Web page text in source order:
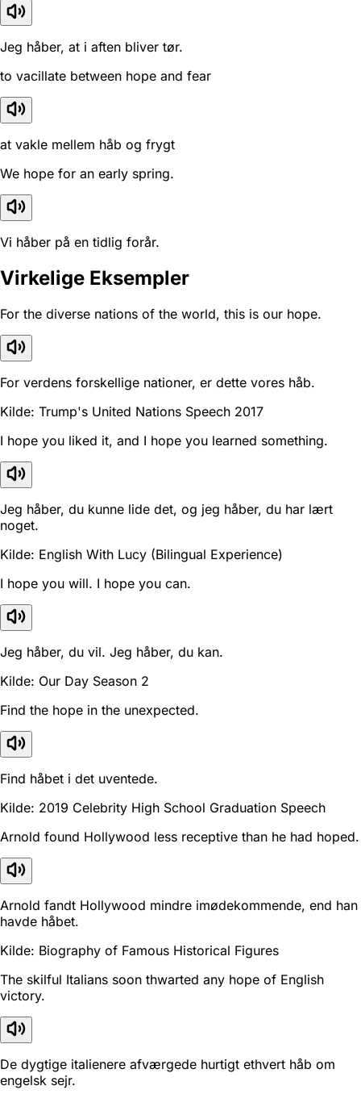
Jeg håber, at i aften bliver tør.
to vacillate between hope and fear
at vakle mellem håb og frygt
We hope for an early spring.
Vi håber på en tidlig forår.
Virkelige Eksempler
For the diverse nations of the world, this is our hope.
For verdens forskellige nationer, er dette vores håb.
Kilde: Trump's United Nations Speech 2017
I hope you liked it, and I hope you learned something.
Jeg håber, du kunne lide det, og jeg håber, du har lært
noget.
Kilde: English With Lucy (Bilingual Experience)
I hope you will. I hope you can.
Jeg håber, du vil. Jeg håber, du kan.
Kilde: Our Day Season 2
Find the hope in the unexpected.
Find håbet i det uventede.
Kilde: 2019 Celebrity High School Graduation Speech
Arnold found Hollywood less receptive than he had hoped.
Arnold fandt Hollywood mindre imødekommende, end han
havde håbet.
Kilde: Biography of Famous Historical Figures
The skilful Italians soon thwarted any hope of English
victory.
De dygtige italienere afværgede hurtigt ethvert håb om
engelsk sejr.